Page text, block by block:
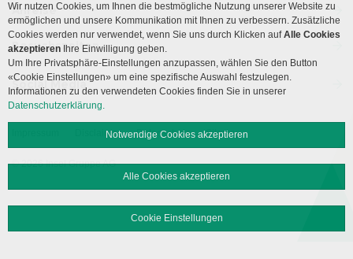
Anreise
Besuchszeiten
Social Media
Disclaimer Datenschutz Sitemap
© 2026 Insel Gruppe AG
Wir nutzen Cookies, um Ihnen die bestmögliche Nutzung unserer Website zu
ermöglichen und unsere Kommunikation mit Ihnen zu verbessern. Zusätzliche
Cookies werden nur verwendet, wenn Sie uns durch Klicken aufAlle Cookies
akzeptieren Ihre Einwilligung geben.
Um Ihre Privatsphäre-Einstellungen anzupassen, wählen Sie den Button
«Cookie Einstellungen» um eine spezifische Auswahl festzulegen.
Informationen zu den verwendeten Cookies finden Sie in unserer
Datenschutzerklärung.
Notwendige Cookies akzeptieren
Alle Cookies akzeptieren
Cookie Einstellungen